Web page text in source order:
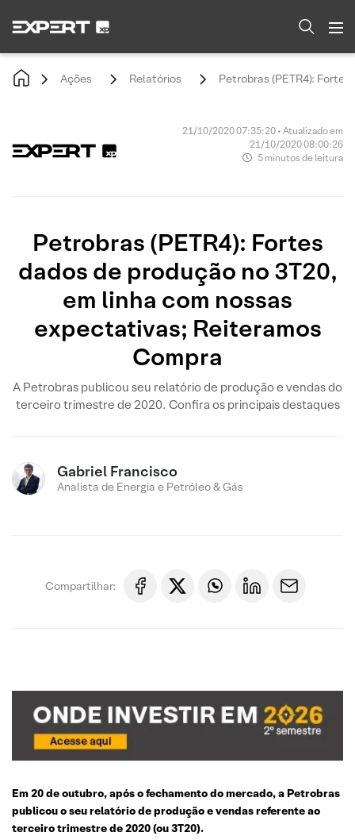
Ações Relatórios Petrobras (PETR4):
21/10/2020 07:35:20 • Atualizado em
21/10/2020 08:00:26
5 minutos de leitura
Petrobras (PETR4): Fortes
dados de produção no 3T20,
em linha com nossas
expectativas; Reiteramos
Compra
A Petrobras publicou seu relatório de produção e vendas do
terceiro trimestre de 2020. Confira os principais destaques
Gabriel Francisco
Analista de Energia e Petróleo & Gás
Compartilhar:
Em 20 de outubro, após o fechamento do mercado, a Petrobras
publicou o seu relatório de produção e vendas referente ao
terceiro trimestre de 2020 (ou 3T20).